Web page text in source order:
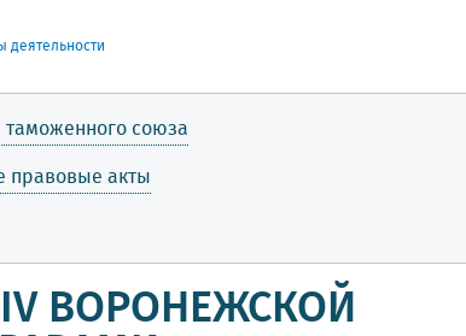
деятельности
союза
правовые акты
IV ВОРОНЕЖСКОЙ